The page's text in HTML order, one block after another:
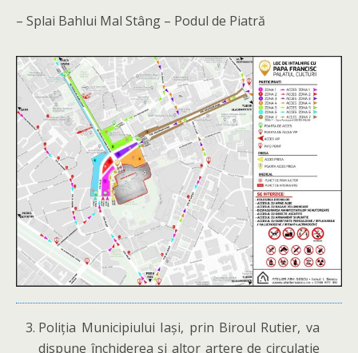
– Splai Bahlui Mal Stâng – Podul de Piatră
Poliția Municipiului Iași, prin Biroul Rutier, va
dispune închiderea și altor artere de circulație